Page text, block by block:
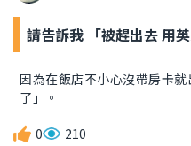
請告訴我 「被趕出去 用
因為在飯店不小心沒帶房卡
了」。
0 210